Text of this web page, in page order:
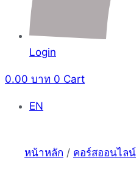
Login
0.00 บาท 0 Cart
EN
หน้าหลัก / คอร์สออนไลน์